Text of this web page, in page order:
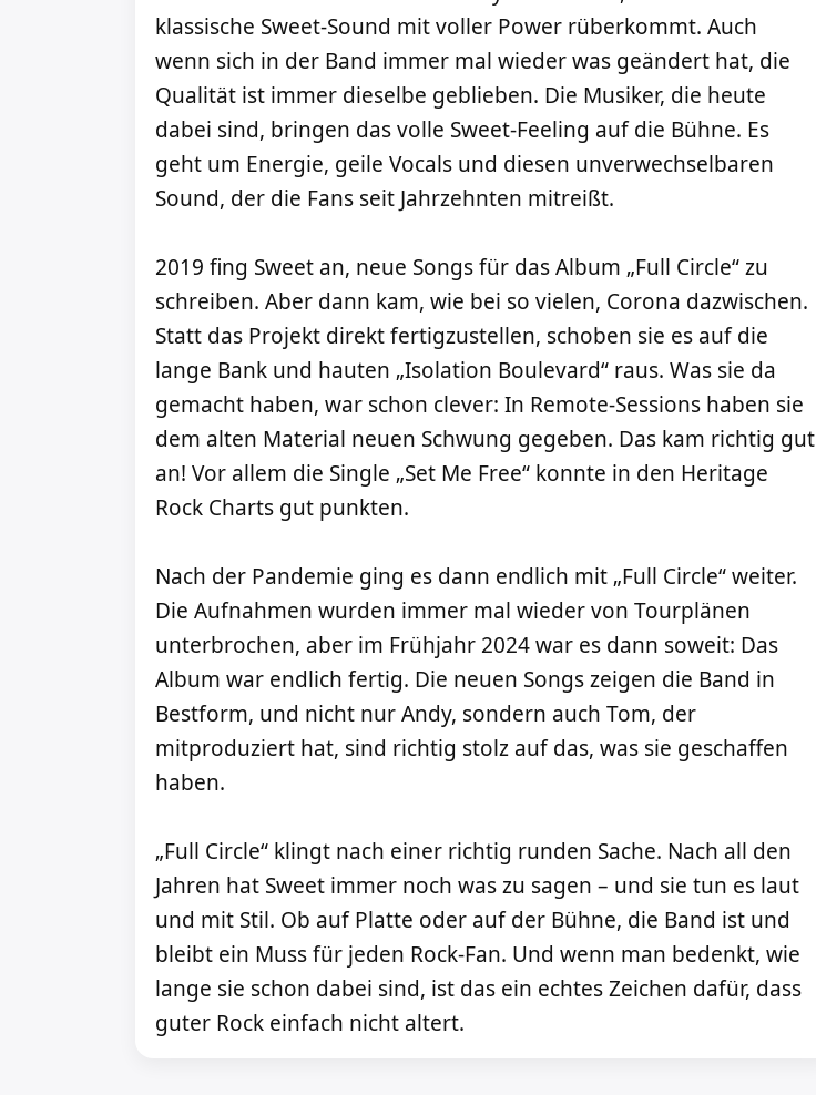
klassische Sweet-Sound mit voller Power rüberkommt. Auch
wenn sich in der Band immer mal wieder was geändert hat, die
Qualität ist immer dieselbe geblieben. Die Musiker, die heute
dabei sind, bringen das volle Sweet-Feeling auf die Bühne. Es
geht um Energie, geile Vocals und diesen unverwechselbaren
Sound, der die Fans seit Jahrzehnten mitreißt.
2019 fing Sweet an, neue Songs für das Album „Full Circle“ zu
schreiben. Aber dann kam, wie bei so vielen, Corona dazwischen.
Statt das Projekt direkt fertigzustellen, schoben sie es auf die
lange Bank und hauten „Isolation Boulevard“ raus. Was sie da
gemacht haben, war schon clever: In Remote-Sessions haben sie
dem alten Material neuen Schwung gegeben. Das kam richtig gut
an! Vor allem die Single „Set Me Free“ konnte in den Heritage
Rock Charts gut punkten.
Nach der Pandemie ging es dann endlich mit „Full Circle“ weiter.
Die Aufnahmen wurden immer mal wieder von Tourplänen
unterbrochen, aber im Frühjahr 2024 war es dann soweit: Das
Album war endlich fertig. Die neuen Songs zeigen die Band in
Bestform, und nicht nur Andy, sondern auch Tom, der
mitproduziert hat, sind richtig stolz auf das, was sie geschaffen
haben.
„Full Circle“ klingt nach einer richtig runden Sache. Nach all den
Jahren hat Sweet immer noch was zu sagen – und sie tun es laut
und mit Stil. Ob auf Platte oder auf der Bühne, die Band ist und
bleibt ein Muss für jeden Rock-Fan. Und wenn man bedenkt, wie
lange sie schon dabei sind, ist das ein echtes Zeichen dafür, dass
guter Rock einfach nicht altert.